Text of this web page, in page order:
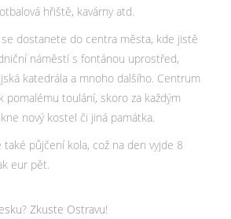
hřiště, kavárny atd.
dostanete do centra města, kde jistě
náměstí s fontánou uprostřed,
katedrála a mnoho dalšího. Centrum
pomalému toulání, skoro za každým
nový kostel či jiná památka.
půjčení kola, což na den vyjde 8
eur pět.
Zkuste Ostravu!